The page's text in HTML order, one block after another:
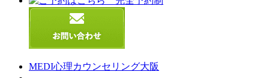
MEDI心理カウンセリング大阪